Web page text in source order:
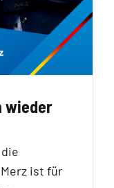
wieder
ist für